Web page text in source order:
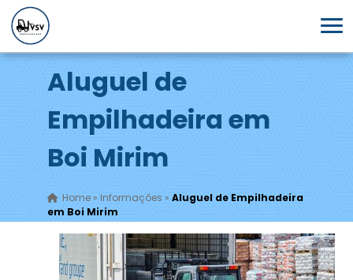
Aluguel de
Empilhadeira em
Boi Mirim
Home» Informações » Aluguel de Empilhadeira
em Boi Mirim